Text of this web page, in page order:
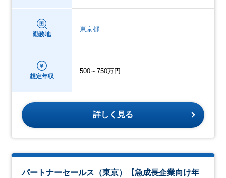
勤務地
東京都
想定年収
500～750万円
詳しく見る
パートナーセールス（東京）【急成長企業向け年